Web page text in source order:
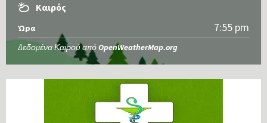
Καιρός
Ώρα 7:55 pm
Δεδομένα Καιρού από OpenWeatherMap.org